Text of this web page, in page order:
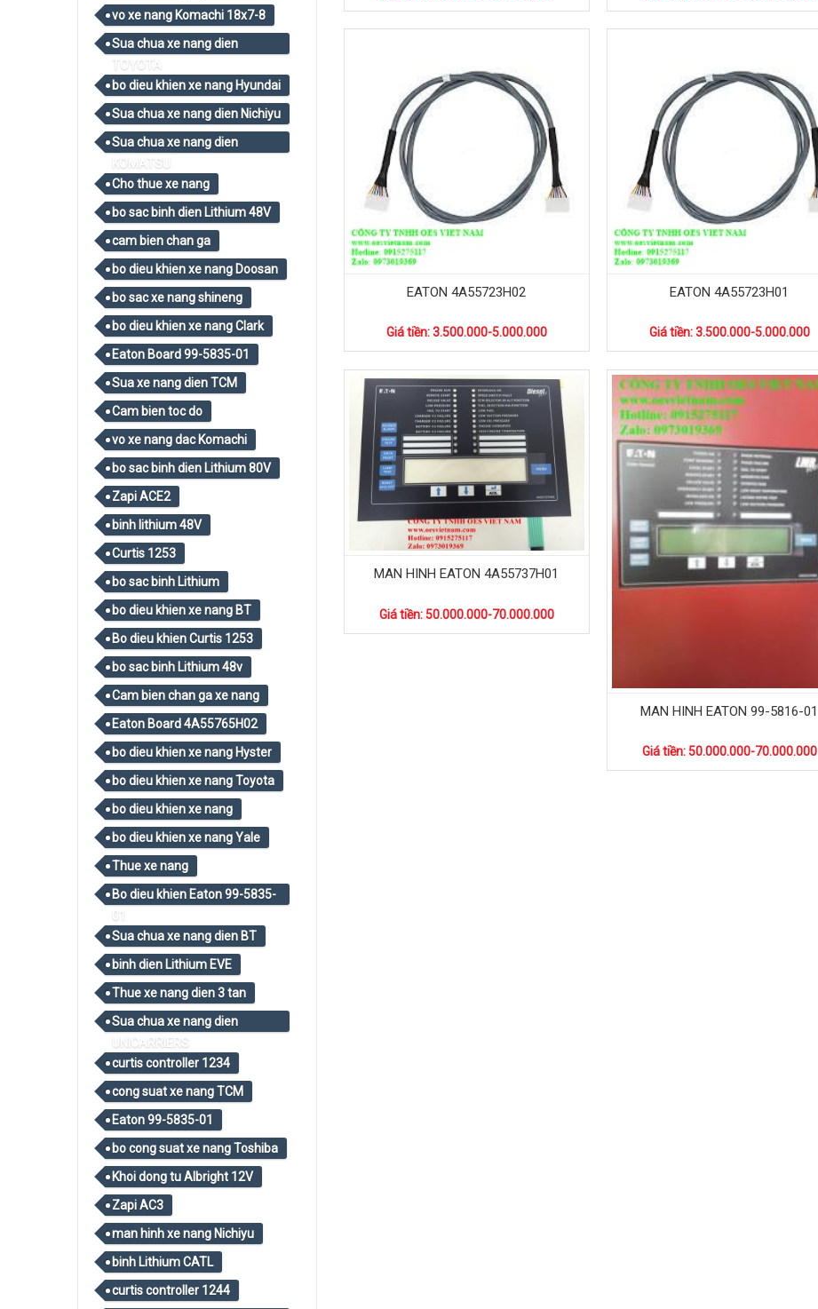
EATON 4A55723H02
Giá tiền: 3.500.000-5.000.000
EATON 4A55723H01
Giá tiền: 3.500.000-5.000.000
MAN HINH EATON 4A55737H01
Giá tiền: 50.000.000-70.000.000
MAN HINH EATON 99-5816-01
Giá tiền: 50.000.000-70.000.000
vo xe nang Komachi 18x7-8
Sua chua xe nang dien
TOYOTA
bo dieu khien xe nang Hyundai
Sua chua xe nang dien Nichiyu
Sua chua xe nang dien
KOMATSU
Cho thue xe nang
bo sac binh dien Lithium 48V
cam bien chan ga
bo dieu khien xe nang Doosan
bo sac xe nang shineng
bo dieu khien xe nang Clark
Eaton Board 99-5835-01
Sua xe nang dien TCM
Cam bien toc do
vo xe nang dac Komachi
bo sac binh dien Lithium 80V
Zapi ACE2
binh lithium 48V
Curtis 1253
bo sac binh Lithium
bo dieu khien xe nang BT
Bo dieu khien Curtis 1253
bo sac binh Lithium 48v
Cam bien chan ga xe nang
Eaton Board 4A55765H02
bo dieu khien xe nang Hyster
bo dieu khien xe nang Toyota
bo dieu khien xe nang
bo dieu khien xe nang Yale
Thue xe nang
Bo dieu khien Eaton 99-5835-
01
Sua chua xe nang dien BT
binh dien Lithium EVE
Thue xe nang dien 3 tan
Sua chua xe nang dien
UNICARRIERS
curtis controller 1234
cong suat xe nang TCM
Eaton 99-5835-01
bo cong suat xe nang Toshiba
Khoi dong tu Albright 12V
Zapi AC3
man hinh xe nang Nichiyu
binh Lithium CATL
curtis controller 1244